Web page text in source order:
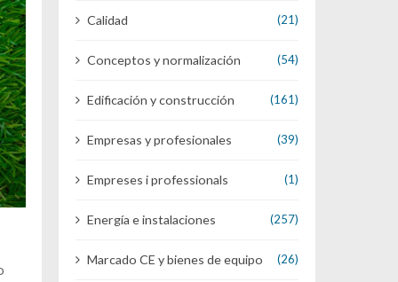
Calidad (21)
Conceptos y normalización (54)
Edificación y construcción (161)
Empresas y profesionales (39)
Empreses i professionals (1)
Energía e instalaciones (257)
Marcado CE y bienes de equipo (26)